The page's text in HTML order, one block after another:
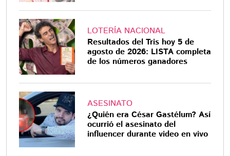
LOTERÍA NACIONAL
Resultados del Tris hoy 5 de
agosto de 2026: LISTA completa
de los números ganadores
ASESINATO
¿Quién era César Gastélum? Así
ocurrió el asesinato del
influencer durante video en vivo